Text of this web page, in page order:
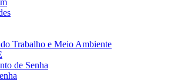
do Trabalho e Meio Ambiente
de Senha